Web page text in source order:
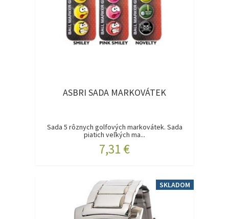
ASBRI SADA MARKOVÁTEK
Sada 5 rôznych golfových markovátek. Sada
piatich veľkých ma...
7,31 €
SKLADOM